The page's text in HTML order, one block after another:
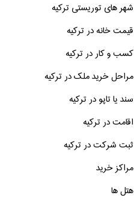
شهر های توریستی ترکیه
قیمت خانه در ترکیه
کسب و کار در ترکیه
مراحل خرید ملک در ترکیه
سند یا تاپو در ترکیه
اقامت در ترکیه
ثبت شرکت در ترکیه
مراکز خرید
هتل ها